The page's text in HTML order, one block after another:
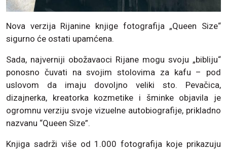
Nova verzija Rijanine knjige fotografija „Queen Size“
sigurno će ostati upamćena.
Sada, najverniji obožavaoci Rijane mogu svoju „bibliju“
ponosno čuvati na svojim stolovima za kafu – pod
uslovom da imaju dovoljno veliki sto. Pevačica,
dizajnerka, kreatorka kozmetike i šminke objavila je
ogromnu verziju svoje vizuelne autobiografije, prikladno
nazvanu “Queen Size”.
Knjiga sadrži više od 1.000 fotografija koje prikazuju